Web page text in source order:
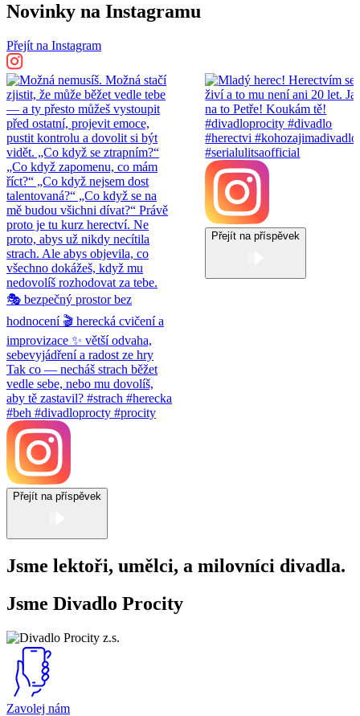
Novinky na Instagramu
Přejít na Instagram
Přejít na příspěvek
Přejít na příspěvek
Jsme lektoři, umělci, a milovníci divadla.
Jsme Divadlo Procity
Zavolej nám